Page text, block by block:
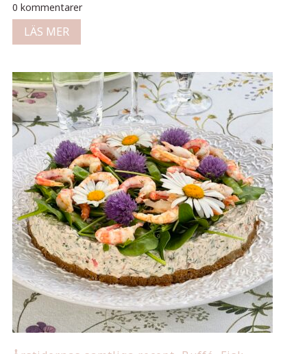
0 kommentarer
LÄS MER